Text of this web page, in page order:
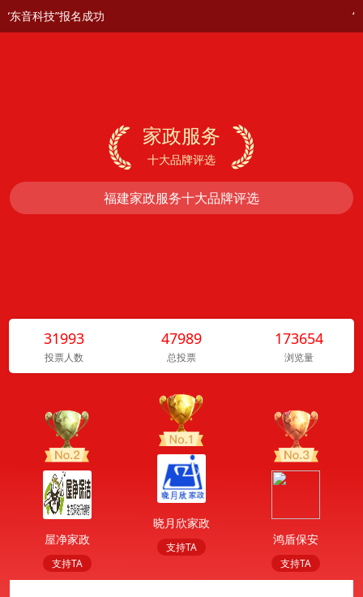
音科技”报名成功 “
 家政服务
十大品牌评选 
福建家政服务十大品牌评选
31993
投票人数
47989
总投票
173654
浏览量
屋净家政
支持TA
晓月欣家政
支持TA 鸿盾保安
支持TA